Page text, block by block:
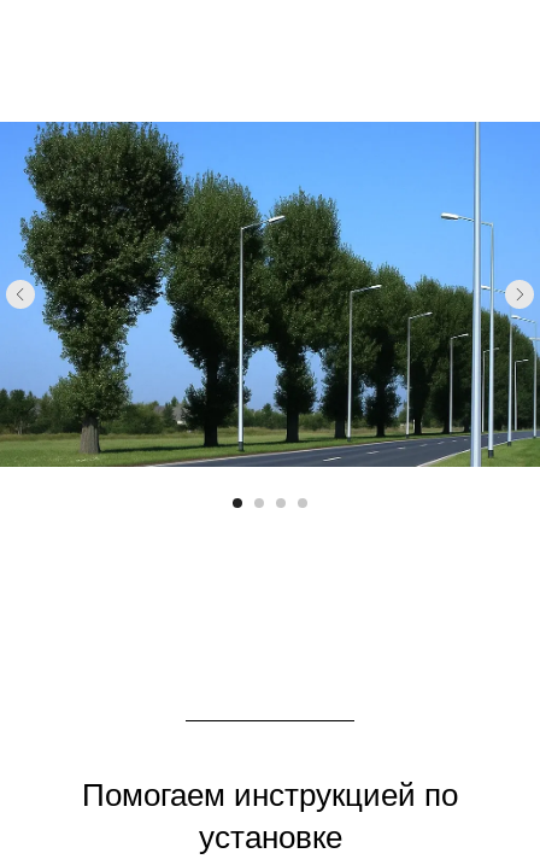
Помогаем инструкцией по
установке